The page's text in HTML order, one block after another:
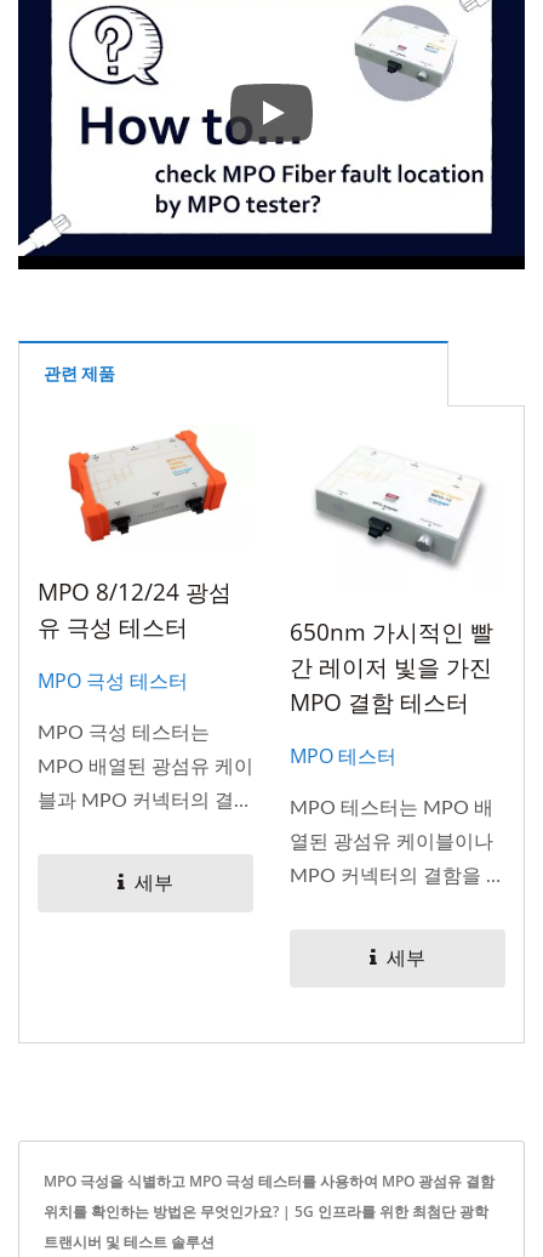
MPO 테스터의 제어 다이얼을
관련 제품
MPO 8/12/24 광섬
유 극성 테스터
MPO 극성 테스터
MPO 극성 테스터는
MPO 배열된 광섬유 케이
블과 MPO 커넥터의 결함
세부
650nm 가시적인 빨
간 레이저 빛을 가진
MPO 결함 테스터
MPO 테스터
MPO 테스터는 MPO 배
열된 광섬유 케이블이나
MPO 커넥터의 결함을 확
세부
MPO 극성을 식별하고 MPO 극성 테스터를 사용하여 MPO 광섬유 결함
위치를 확인하는 방법은 무엇인가요? | 5G 인프라를 위한 최첨단 광학
트랜시버 및 테스트 솔루션